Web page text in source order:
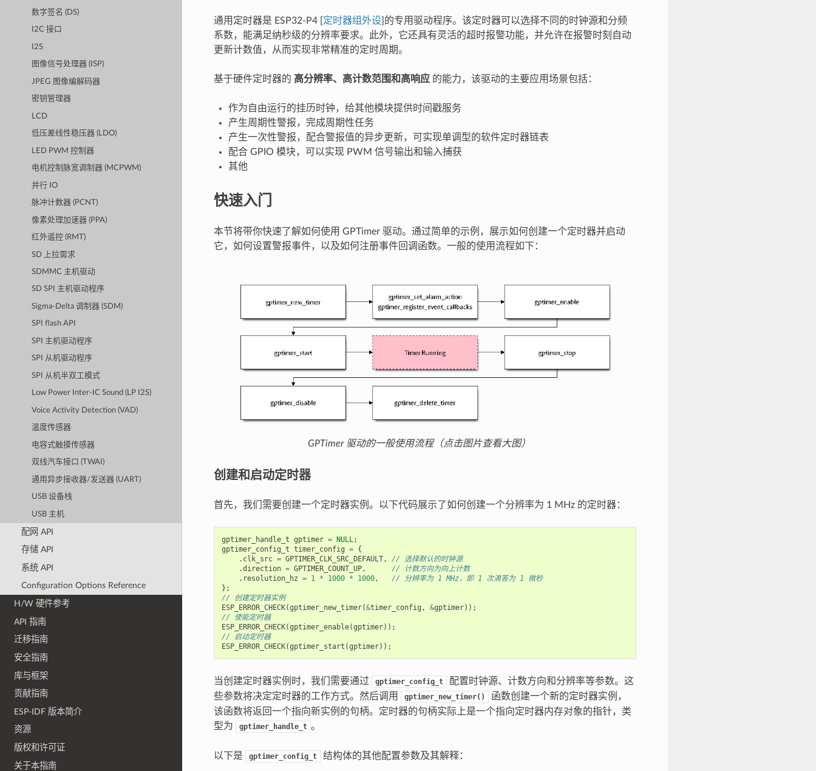
数字签名 (DS)
I2C 接口
I2S
图像信号处理器 (ISP)
JPEG 图像编解码器
密钥管理器
LCD
低压差线性稳压器 (LDO)
LED PWM 控制器
电机控制脉宽调制器 (MCPWM)
并行 IO
脉冲计数器 (PCNT)
像素处理加速器 (PPA)
红外遥控 (RMT)
SD 上拉需求
SDMMC 主机驱动
SD SPI 主机驱动程序
Sigma-Delta 调制器 (SDM)
SPI flash API
SPI 主机驱动程序
SPI 从机驱动程序
SPI 从机半双工模式
Low Power Inter-IC Sound (LP I2S)
Voice Activity Detection (VAD)
温度传感器
电容式触摸传感器
双线汽车接口 (TWAI)
通用异步接收器/发送器 (UART)
USB 设备栈
USB 主机
配网 API
存储 API
系统 API
Configuration Options Reference
H/W 硬件参考
API 指南
迁移指南
安全指南
库与框架
贡献指南
ESP-IDF 版本简介
资源
版权和许可证
关于本指南
通用定时器是 ESP32-P4 [ 定时器组外设]的专用驱动程序。该定时器可以选择不同的时钟源和分频
系数，能满足纳秒级的分辨率要求。此外，它还具有灵活的超时报警功能，并允许在报警时刻自动
更新计数值，从而实现非常精准的定时周期。
基于硬件定时器的 高分辨率、高计数范围和高响应 的能力，该驱动的主要应用场景包括：
作为自由运行的挂历时钟，给其他模块提供时间戳服务
产生周期性警报，完成周期性任务
产生一次性警报，配合警报值的异步更新，可实现单调型的软件定时器链表
配合 GPIO 模块，可以实现 PWM 信号输出和输入捕获
其他
快速入门
本节将带你快速了解如何使用 GPTimer 驱动。通过简单的示例，展示如何创建一个定时器并启动
它，如何设置警报事件，以及如何注册事件回调函数。一般的使用流程如下：
GPTimer 驱动的一般使用流程（点击图片查看大图）
创建和启动定时器
首先，我们需要创建一个定时器实例。以下代码展示了如何创建一个分辨率为 1 MHz 的定时器：
gptimer_handle_t gptimer = NULL ;
gptimer_config_t timer_config = {
. clk_src = GPTIMER_CLK_SRC_DEFAULT,
// 选择默认的时钟源
.direction = GPTIMER_COUNT_UP,
// 计数方向为向上计数
. resolution_hz = 1 * 1000 * 1000,
// 分辨率为 1 MHz，即 1 次滴答为 1 微秒
};
// 创建定时器实例
ESP_ERROR_CHECK(gptimer_new_timer(&timer_config , &gptimer));
// 使能定时器
ESP_ERROR_CHECK(gptimer_enable(gptimer));
// 启动定时器
ESP_ERROR_CHECK(gptimer_start (gptimer));
当创建定时器实例时，我们需要通过 gptimer_config_t
配置时钟源、计数方向和分辨率等参数。这
些参数将决定定时器的工作方式。然后调用
gptimer_new_timer()
函数创建一个新的定时器实例，
该函数将返回一个指向新实例的句柄。定时器的句柄实际上是一个指向定时器内存对象的指针，类
型为
gptimer_handle_t 。
以下是 gptimer_config_t 结构体的其他配置参数及其解释：